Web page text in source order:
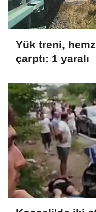
Yük treni,
çarptı: 1 yaralı